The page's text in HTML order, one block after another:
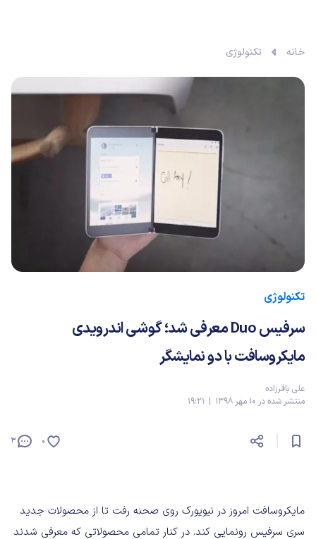
خانه تکنولوژی
تکنولوژی
سرفیس Duo معرفی شد؛ گوشی اندرویدی
مایکروسافت با دو نمایشگر
علی باقرزاده
منتشر شده در 10 مهر 1398 | 19:21
3 0
مایکروسافت امروز در نیویورک روی صحنه رفت تا از محصولات جدید
سری سرفیس رونمایی کند. در کنار تمامی محصولاتی که معرفی شدند